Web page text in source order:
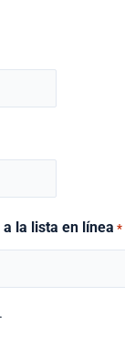
la lista en línea *